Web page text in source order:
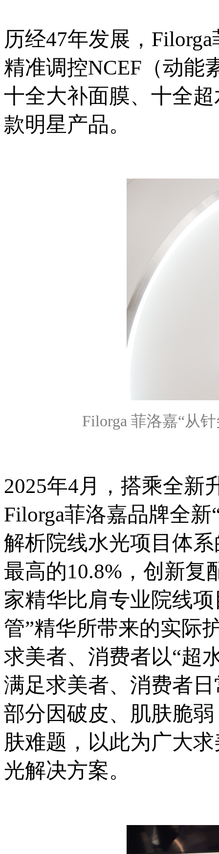
历经47年发展，
精准调控NCEF（动能
十全大补面膜、十全
款明星产品。
Filorga 菲洛嘉“从
2025年4月，搭乘全新
Filorga菲洛嘉品牌全
解析院线水光项目体
最高的10.8%，创新复
家精华比肩专业院线
管”精华所带来的实际
求美者、消费者以“超
满足求美者、消费者
部分因破皮、肌肤脆
肤难题，以此为广大
光解决方案。